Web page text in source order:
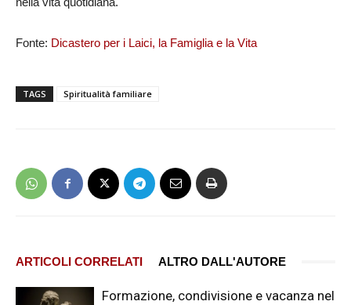
Fonte: Dicastero per i Laici, la Famiglia e la Vita
TAGS Spiritualità familiare
ARTICOLI CORRELATI ALTRO DALL'AUTORE
Formazione, condivisione e vacanza nel